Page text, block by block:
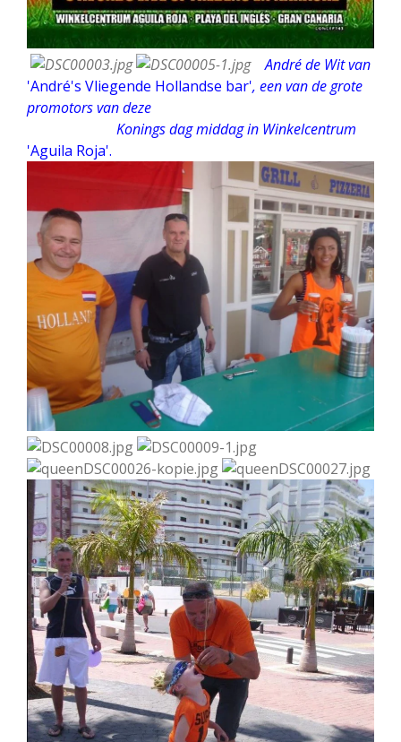
André de Wit van
'André's Vliegende Hollandse bar', een van de grote
promotors van deze
Konings dag middag in Winkelcentrum
'Aguila Roja'.